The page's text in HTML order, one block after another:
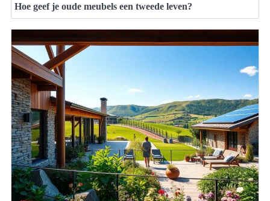
Hoe geef je oude meubels een tweede leven?